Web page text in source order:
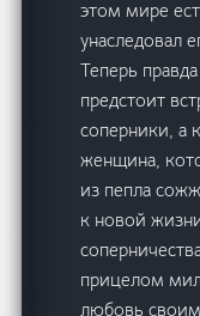
этом мире
унаследовал
Теперь
предстоит
соперники, а
женщина,
из пепла
к новой
прицелом
любовь